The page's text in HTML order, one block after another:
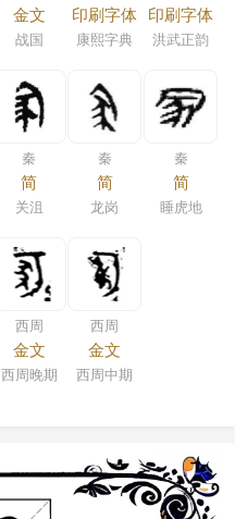
金文
战国
印刷字体
康熙字典
印刷字体
洪武正韵
秦
简
关沮
秦
简
龙岗
秦
简
睡虎地
西周
金文
西周晚期
西周
金文
西周中期